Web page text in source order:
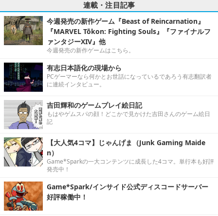
連載・注目記事
今週発売の新作ゲーム『Beast of Reincarnation』
『MARVEL Tōkon: Fighting Souls』『ファイナルフ
ァンタジーXIV』他
今週発売の新作ゲームはこちら。
有志日本語化の現場から
PCゲーマーなら何かとお世話になっているであろう有志翻訳者
に連続インタビュー。
吉田輝和のゲームプレイ絵日記
もはやゲムスパの顔！どこかで見かけた吉田さんのゲーム絵日
記
【大人気4コマ】じゃんげま（Junk Gaming Maide
n）
Game*Sparkの一大コンテンツに成長した4コマ。単行本も好評
発売中！
Game*Spark/インサイド公式ディスコードサーバー
好評稼働中！